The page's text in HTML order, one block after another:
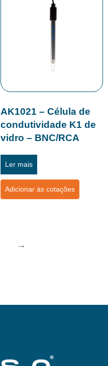
AK1021 – Célula de
condutividade K1 de
vidro – BNC/RCA
Ler mais
Adicionar às cotações
→